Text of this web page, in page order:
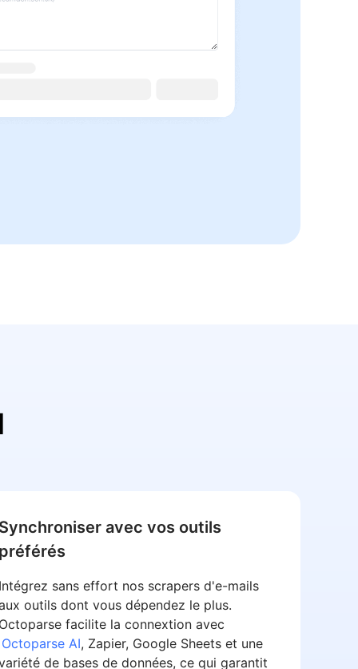
avec vos outils
sans effort nos scrapers d'e-mails
outils dont vous dépendez le plus.
facilite la connextion avec
Octoparse AI, Zapier, Google Sheets et une
de bases de données, ce qui garantit